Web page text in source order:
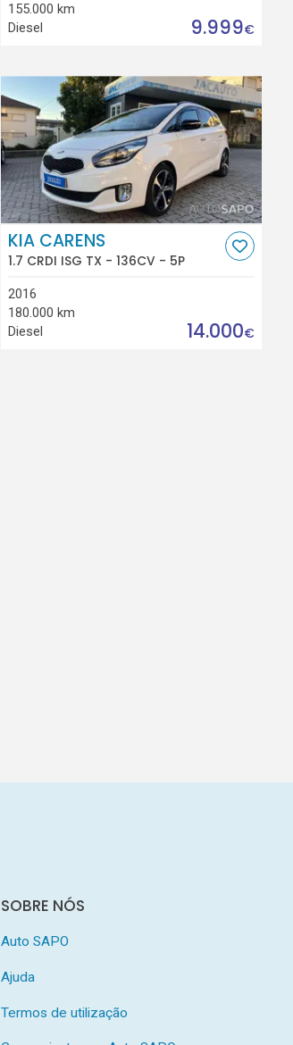
155.000 km
Diesel
9.999€
KIA CARENS
1.7 CRDI ISG TX - 136CV - 5P
2016
180.000 km
Diesel
14.000€
SOBRE NÓS
Auto SAPO
Ajuda
Termos de utilização